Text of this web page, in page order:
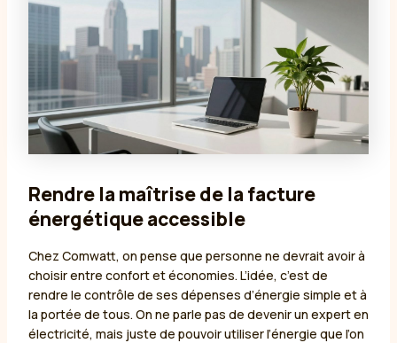
Rendre la maîtrise de la facture
énergétique accessible
Chez Comwatt, on pense que personne ne devrait avoir à
choisir entre confort et économies. L’idée, c’est de
rendre le contrôle de ses dépenses d’énergie simple et à
la portée de tous. On ne parle pas de devenir un expert en
électricité, mais juste de pouvoir utiliser l’énergie que l’on